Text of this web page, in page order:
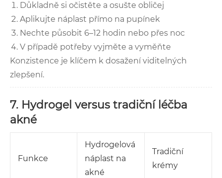
Důkladně si očistěte a osušte obličej
Aplikujte náplast přímo na pupínek
Nechte působit 6–12 hodin nebo přes noc
V případě potřeby vyjměte a vyměňte
Konzistence je klíčem k dosažení viditelných
zlepšení.
7. Hydrogel versus tradiční léčba
akné
Funkce
Hydrogelová
náplast na
akné
Tradiční
krémy